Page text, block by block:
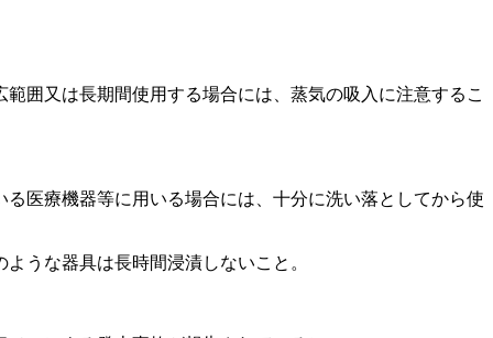
囲又は長期間使用する場合には、蒸気の吸入に注意するこ
医療機器等に用いる場合には、十分に洗い落としてから使
うな器具は長時間浸漬しないこと。